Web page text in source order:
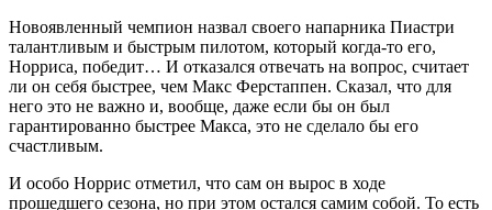
Новоявленный чемпион назвал своего напарника Пиастри
талантливым и быстрым пилотом, который когда-то его,
Норриса, победит… И отказался отвечать на вопрос, считает
ли он себя быстрее, чем Макс Ферстаппен. Сказал, что для
него это не важно и, вообще, даже если бы он был
гарантированно быстрее Макса, это не сделало бы его
счастливым.
И особо Норрис отметил, что сам он вырос в ходе
прошедшего сезона, но при этом остался самим собой. То есть